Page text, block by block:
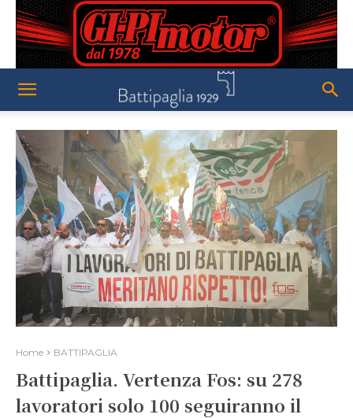
Home BATTIPAGLIA
Battipaglia. Vertenza Fos: su 278
lavoratori solo 100 seguiranno il